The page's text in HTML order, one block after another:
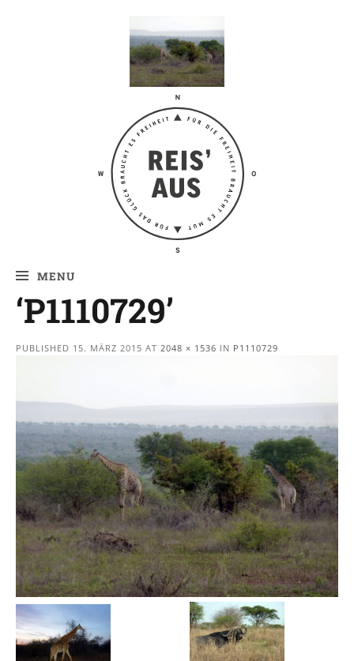
Reis' aus –
Reiseblog
MENU
‘P1110729’
PUBLISHED 15. MÄRZ 2015 AT 2048 × 1536 IN P1110729